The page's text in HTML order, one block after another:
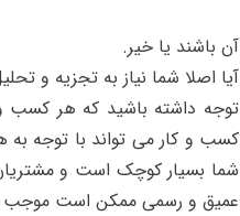
آن باشند یا خیر.
آیا اصلا شما نیاز به تجزیه و
توجه داشته باشید که هر
کسب و کار می تواند با توجه
شما بسیار کوچک است و
عمیق و رسمی ممکن است موجب